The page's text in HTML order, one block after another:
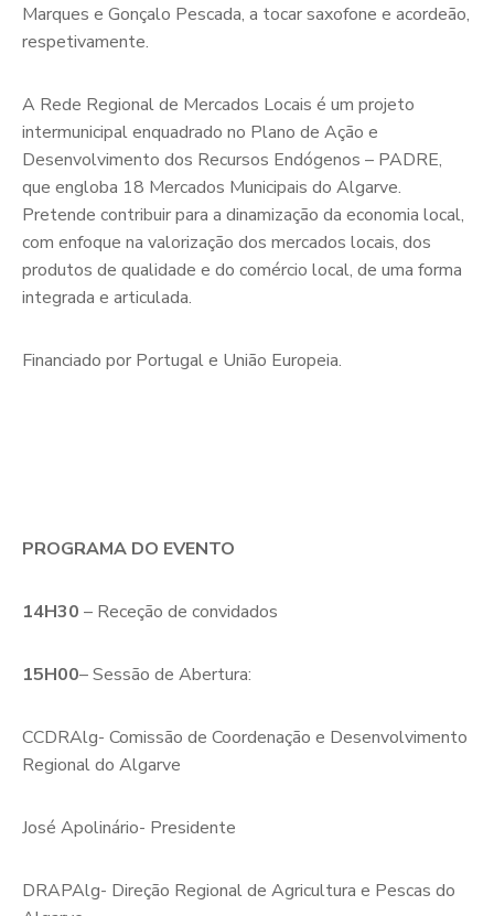
Marques e Gonçalo Pescada, a tocar saxofone e acordeão,
respetivamente.
A Rede Regional de Mercados Locais é um projeto
intermunicipal enquadrado no Plano de Ação e
Desenvolvimento dos Recursos Endógenos – PADRE,
que engloba 18 Mercados Municipais do Algarve.
Pretende contribuir para a dinamização da economia local,
com enfoque na valorização dos mercados locais, dos
produtos de qualidade e do comércio local, de uma forma
integrada e articulada.
Financiado por Portugal e União Europeia.
PROGRAMA DO EVENTO
14H30 – Receção de convidados
15H00– Sessão de Abertura:
CCDRAlg- Comissão de Coordenação e Desenvolvimento
Regional do Algarve
José Apolinário- Presidente
DRAPAlg- Direção Regional de Agricultura e Pescas do